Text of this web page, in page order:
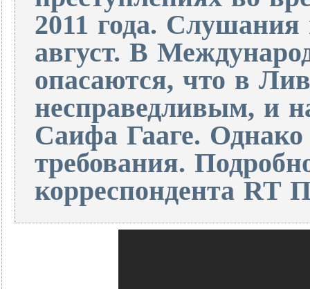
2011 года. Слушания
август. В
опасаются, что в
несправедливым, и
Саифа Гааге.
требования.
корреспондента RT